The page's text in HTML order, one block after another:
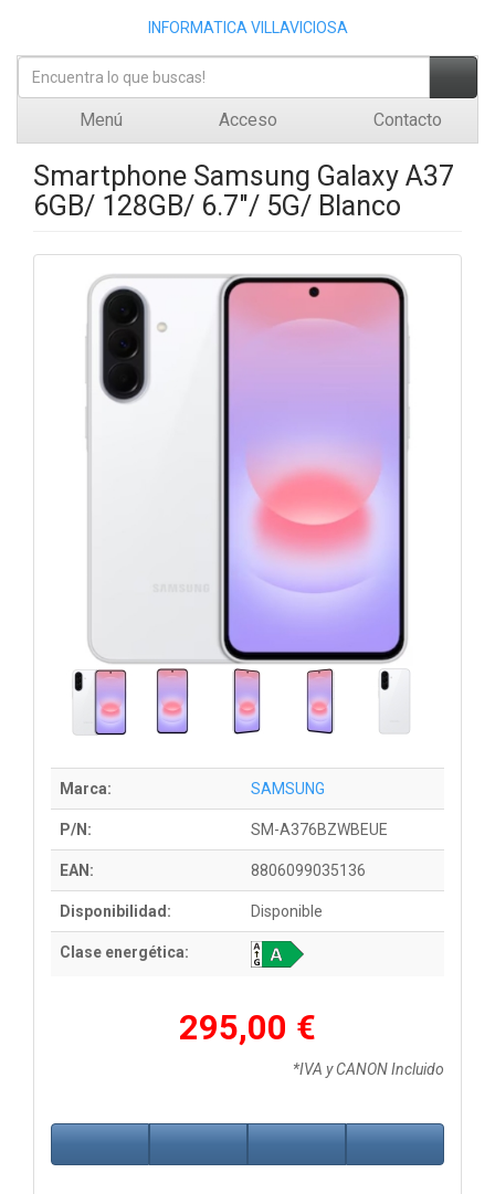
INFORMATICA VILLAVICIOSA
Menú Acceso Contacto
Smartphone Samsung Galaxy A37
6GB/ 128GB/ 6.7"/ 5G/ Blanco
Marca: SAMSUNG
P/N: SM-A376BZWBEUE
EAN: 8806099035136
Disponibilidad: Disponible
Clase energética:
295,00 €
*IVA y CANON Incluido